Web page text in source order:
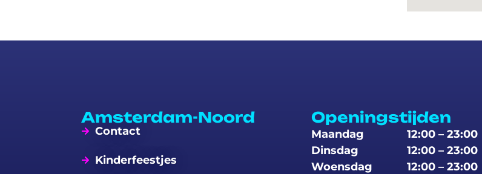
Amsterdam-Noord
Contact
Kinderfeestjes
Openingstijden
Maandag
12:00 – 23:00
Dinsdag
12:00 – 23:00
Woensdag
12:00 – 23:00